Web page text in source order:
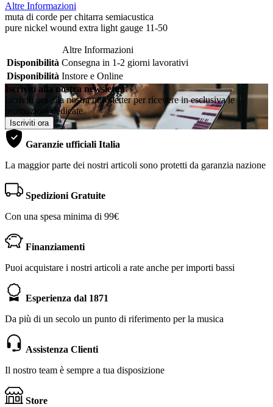
Altre Informazioni
muta di corde per chitarra semiacustica
pure nickel wound extra light gauge 11-50
Altre Informazioni
Disponibilità Consegna in 1-2 giorni lavorativi
Disponibilità Instore e Online
Iscriviti alla nostra newsletter
Iscriviti ora alla nostra newsletter per ricevere in esclusiva le
promozioni dedicate
Iscriviti ora
Garanzie ufficiali Italia
La maggior parte dei nostri articoli sono protetti da garanzia nazione
Spedizioni Gratuite
Con una spesa minima di 99€
Finanziamenti
Puoi acquistare i nostri articoli a rate anche per importi bassi
Esperienza dal 1871
Da più di un secolo un punto di riferimento per la musica
Assistenza Clienti
Il nostro team è sempre a tua disposizione
Store